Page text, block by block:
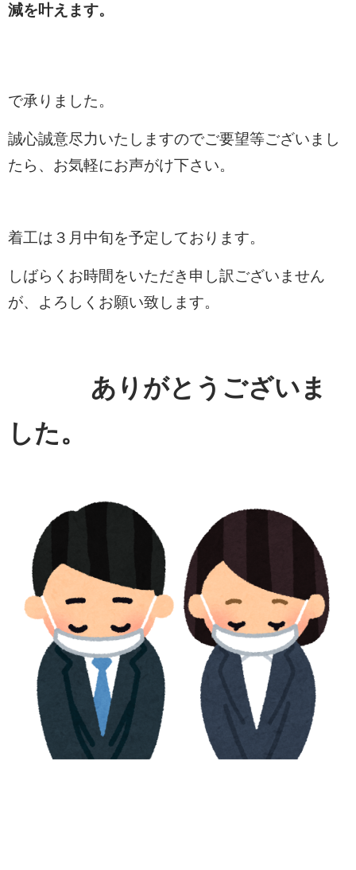
減を叶えます。
で承りました。
誠心誠意尽力いたしますのでご要望等ございまし
たら、お気軽にお声がけ下さい。
着工は３月中旬を予定しております。
しばらくお時間をいただき申し訳ございません
が、よろしくお願い致します。
ありがとうございま
した。